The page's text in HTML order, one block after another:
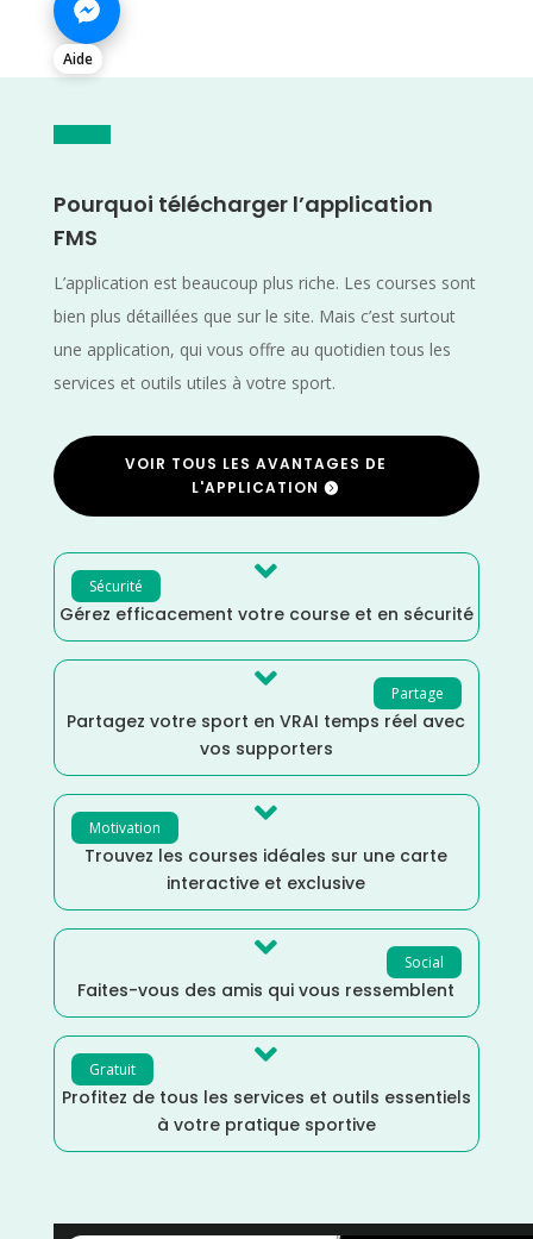
Aide
Pourquoi télécharger l’application
FMS
L’application est beaucoup plus riche. Les courses sont
bien plus détaillées que sur le site. Mais c’est surtout
une application, qui vous offre au quotidien tous les
services et outils utiles à votre sport.
VOIR TOUS LES AVANTAGES DE
L'APPLICATION
Sécurité 
Gérez efficacement votre course et en sécurité
Partage

Partagez votre sport en VRAI temps réel avec
vos supporters
Motivation 
Trouvez les courses idéales sur une carte
interactive et exclusive
Social

Faites-vous des amis qui vous ressemblent
Gratuit 
Profitez de tous les services et outils essentiels
à votre pratique sportive